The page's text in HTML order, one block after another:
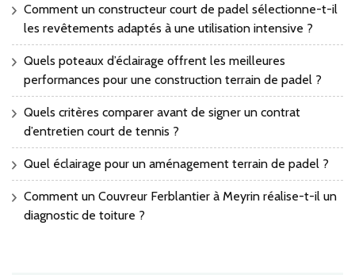
Comment un constructeur court de padel sélectionne-t-il
les revêtements adaptés à une utilisation intensive ?
Quels poteaux d’éclairage offrent les meilleures
performances pour une construction terrain de padel ?
Quels critères comparer avant de signer un contrat
d’entretien court de tennis ?
Quel éclairage pour un aménagement terrain de padel ?
Comment un Couvreur Ferblantier à Meyrin réalise-t-il un
diagnostic de toiture ?